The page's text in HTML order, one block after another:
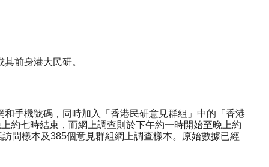
前身港大民研。
手機號碼，同時加入「香港民研意見群組」中的「香港
約七時結束，而網上調查則於下午約一時開始至晚上約
問樣本及385個意見群組網上調查樣本。原始數據已經